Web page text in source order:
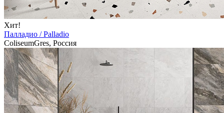
Хит!
Палладио / Palladio
ColiseumGres, Россия